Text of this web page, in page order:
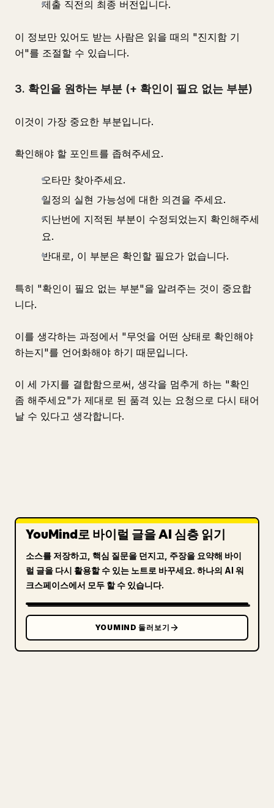
제출 직전의 최종 버전입니다.
이 정보만 있어도 받는 사람은 읽을 때의 "진지함 기
어"를 조절할 수 있습니다.
3. 확인을 원하는 부분 (+ 확인이 필요 없는 부분)
이것이 가장 중요한 부분입니다.
확인해야 할 포인트를 좁혀주세요.
오타만 찾아주세요.
일정의 실현 가능성에 대한 의견을 주세요.
지난번에 지적된 부분이 수정되었는지 확인해주세
요.
반대로, 이 부분은 확인할 필요가 없습니다.
특히 "확인이 필요 없는 부분"을 알려주는 것이 중요합
니다.
이를 생각하는 과정에서 "무엇을 어떤 상태로 확인해야
하는지"를 언어화해야 하기 때문입니다.
이 세 가지를 결합함으로써, 생각을 멈추게 하는 "확인
좀 해주세요"가 제대로 된 품격 있는 요청으로 다시 태어
날 수 있다고 생각합니다.
YouMind로 바이럴 글을 AI 심층 읽기
소스를 저장하고, 핵심 질문을 던지고, 주장을 요약해 바이
럴 글을 다시 활용할 수 있는 노트로 바꾸세요. 하나의 AI 워
크스페이스에서 모두 할 수 있습니다.
YOUMIND 둘러보기